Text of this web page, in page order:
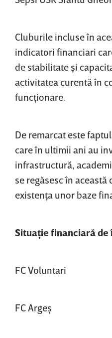
Cluburile incluse în
indicatori financiari
de stabilitate şi
activitatea curentă în
funcţionare.
De remarcat este
care în ultimii ani au
infrastructură,
se regăsesc în
existenţa unor baze
Situaţie financiară
FC Voluntari
FC Argeş